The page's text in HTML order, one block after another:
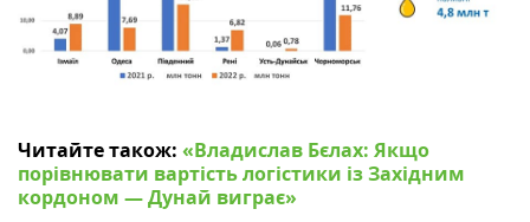
Читайте також: «‎Владислав Бєлах: Якщо
порівнювати вартість логістики із Західним
кордоном — Дунай виграє»